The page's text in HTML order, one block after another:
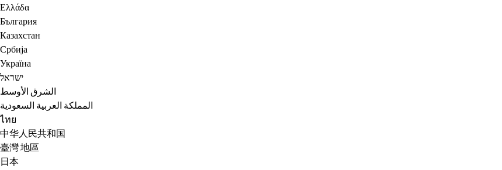
Ελλάδα
България
Казахстан
Србија
Україна
ישראל
الشرق الأوسط
المملكة العربية السعودية
ไทย
中华人民共和国
臺灣 地區
日本